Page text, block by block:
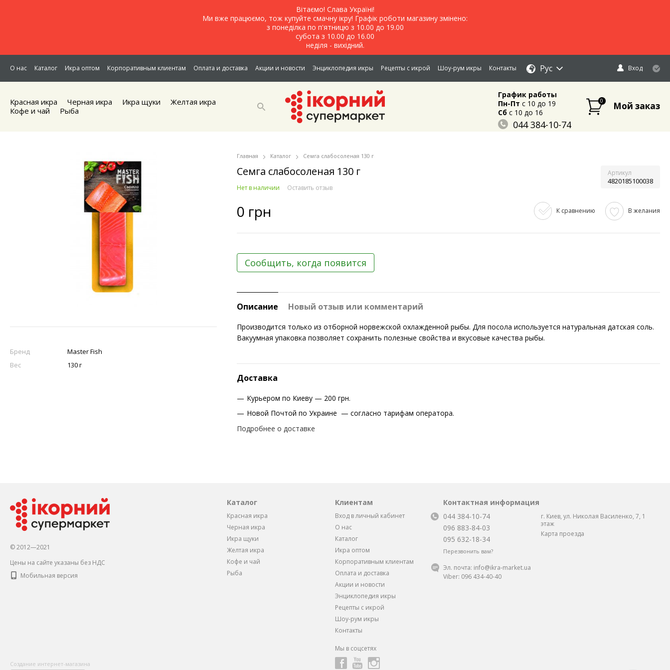
Вітаємо! Слава Україні!
Ми вже працюємо, тож купуйте смачну ікру! Графік роботи магазину змінено:
з понеділка по п'ятницю з 10.00 до 19.00
субота з 10.00 до 16.00
неділя - вихідний.
О нас Каталог Икра оптом Корпоративным клиентам Оплата и доставка Акции и новости Энциклопедия икры Рецепты с икрой Шоу-рум икры Контакты Рус Вход
Красная икра Черная икра Икра щуки
Желтая икра
Кофе и чай
Рыба
График работы
Пн-Пт c 10 до 19
Сбc 10 до 16
044 384-10-74
0 Мой заказ
Бренд
Master Fish
Вес
130 г
Главная Каталог Семга слабосоленая 130 г
Семга слабосоленая 130 г Артикул
4820185100038
Нет в наличии Оставить отзыв
0 грн К сравнению В желания
Сообщить, когда появится
Описание Новый отзыв или комментарий
Производится только из отборной норвежской охлажденной рыбы. Для посола используется натуральная датская соль.
Вакуумная упаковка позволяет сохранить полезные свойства и вкусовые качества рыбы.
Доставка
Курьером по Киеву — 200 грн.
Новой Почтой по Украине — согласно тарифам оператора.
Подробнее о доставке
© 2012—2021
Цены на сайте указаны без НДС
Мобильная версия
Каталог
Красная икра
Черная икра
Икра щуки
Желтая икра
Кофе и чай
Рыба
Клиентам
Вход в личный кабинет
О нас
Каталог
Икра оптом
Корпоративным клиентам
Оплата и доставка
Акции и новости
Энциклопедия икры
Рецепты с икрой
Шоу-рум икры
Контакты
Мы в соцсетях
Контактная информация
044 384-10-74
096 883-84-03
095 632-18-34
Перезвонить вам?
г. Киев, ул. Николая Василенко, 7, 1
этаж
Карта проезда
Эл. почта: info@ikra-market.ua
Viber: 096 434-40-40
Создание интернет-магазина